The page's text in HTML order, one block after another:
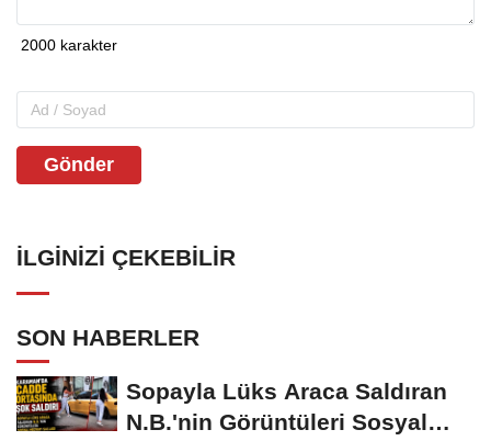
Gönder
İLGINIZI ÇEKEBILIR
SON HABERLER
Sopayla Lüks Araca Saldıran
N.B.'nin Görüntüleri Sosyal